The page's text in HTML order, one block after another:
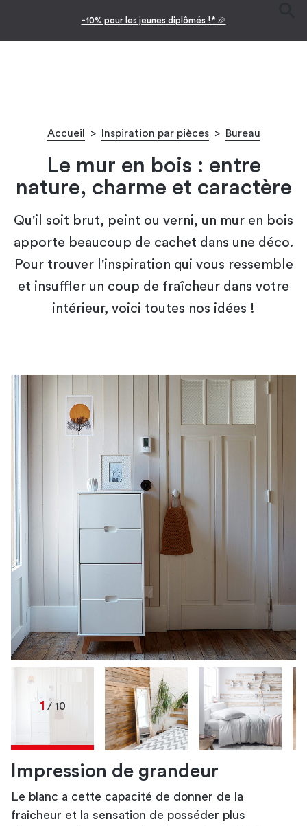
-10% pour les jeunes diplômés !* 🎉
Accueil > Inspiration par pièces > Bureau
Le mur en bois : entre
nature, charme et caractère
Qu'il soit brut, peint ou verni, un mur en bois
apporte beaucoup de cachet dans une déco.
Pour trouver l'inspiration qui vous ressemble
et insuffler un coup de fraîcheur dans votre
intérieur, voici toutes nos idées !
1 / 10
Impression de grandeur
Le blanc a cette capacité de donner de la
fraîcheur et la sensation de posséder plus
vernir votre mur en bois
mur de bois peint
murs en bois blancs
murs de bois blancs
mur en bois
mur en bois